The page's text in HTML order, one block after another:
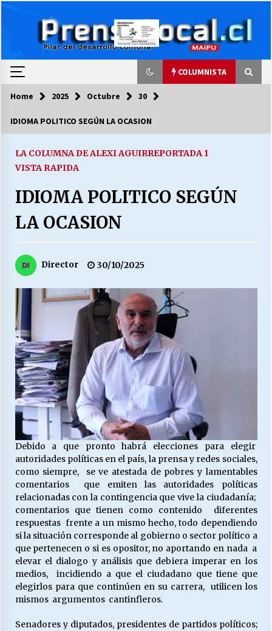
COLUMNISTA
COLUMNISTA
cuándo van a bajar?
LA DC POR SIEMPRE.RECORDANDO 69 AÑOS DE
HISTORIA
28/07/2026
CUMPLEAÑOS 69
MUNICIPALIDAD, TRABAJADORES, CLIMA
LABORAL:
13/07/2026
Escuela hospitalaria El Carmen de Maipu.
25/06/2026
¿Qué habrían dicho?
23/06/2026
VOLVER A SER ALTERNATIVA
16/06/2026
MUNICIPALIDADES, HONORARIOS, DESPIDOS
28/05/2026
Releyendo la Rerum Novarum a 135 años. “La
cuestión social hoy”.
16/05/2026
Home 2025 Octubre 30
IDIOMA POLITICO SEGÚN LA OCASION
LA COLUMNA DE ALEXI AGUIRREPORTADA 1
VISTA RAPIDA
IDIOMA POLITICO SEGÚN
LA OCASION
Director 30/10/2025
Debido a que pronto habrá elecciones para elegir
autoridades políticas en el país, la prensa y redes sociales,
como siempre, se ve atestada de pobres y lamentables
comentarios que emiten las autoridades políticas
relacionadas con la contingencia que vive la ciudadanía;
comentarios que tienen como contenido diferentes
respuestas frente a un mismo hecho, todo dependiendo
si la situación corresponde al gobierno o sector político a
que pertenecen o si es opositor, no aportando en nada a
elevar el dialogo y análisis que debiera imperar en los
medios, incidiendo a que el ciudadano que tiene que
elegirlos para que continúen en su carrera, utilicen los
mismos argumentos cantinfleros.
Senadores y diputados, presidentes de partidos políticos;